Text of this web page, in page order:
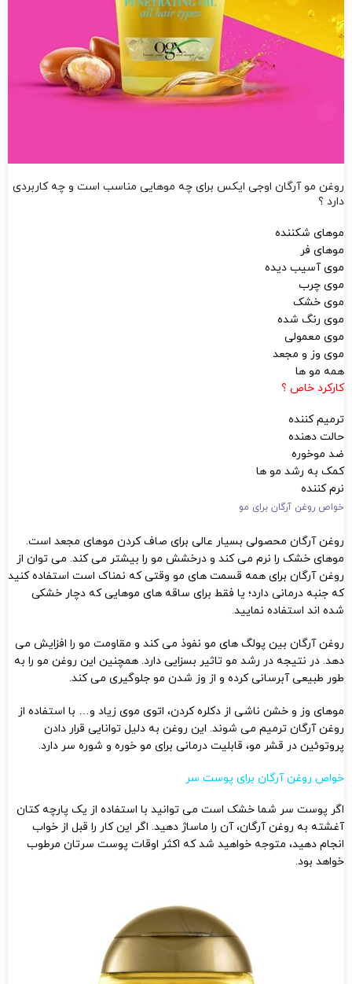
روغن مو آرگان اوجی ایکس برای چه موهایی مناسب است و چه کاربردی
دارد ؟
موهای شکننده
موهای فر
موی آسیب دیده
موی چرب
موی خشک
موی رنگ شده
موی معمولی
موی وز و مجعد
همه مو ها
کارکرد خاص ؟
ترمیم کننده
حالت دهنده
ضد موخوره
کمک به رشد مو ها
نرم کننده
خواص روغن آرگان برای مو
روغن آرگان محصولی بسیار عالی برای صاف کردن موهای مجعد است.
موهای خشک را نرم می کند و درخشش مو را بیشتر می کند. می توان از
روغن آرگان برای همه قسمت های مو وقتی که نمناک است استفاده کنید
که جنبه درمانی دارد؛ یا فقط برای ساقه های موهایی که دچار خشکی
شده اند استفاده نمایید.
روغن آرگان بین پولگ های مو نفوذ می کند و مقاومت مو را افزایش می
دهد. در نتیجه در رشد مو تاثیر بسزایی دارد. همچنین این روغن مو را به
طور طبیعی آبرسانی کرده و از وز شدن مو جلوگیری می کند.
موهای وز و خشن ناشی از دکلره کردن، اتوی موی زیاد و… با استفاده از
روغن آرگان ترمیم می شوند. این روغن به دلیل توانایی قرار دادن
پروتوئین در قشر مو، قابلیت درمانی برای مو خوره و شوره سر دارد.
خواص روغن آرگان برای پوست سر
اگر پوست سر شما خشک است می توانید با استفاده از یک پارچه کتان
آغشته به روغن آرگان، آن را ماساژ دهید. اگر این کار را قبل از خواب
انجام دهید، متوجه خواهید شد که اکثر اوقات پوست سرتان مرطوب
خواهد بود.